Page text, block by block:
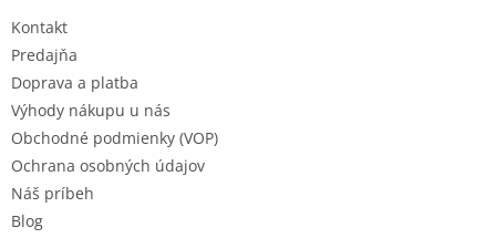
Kontakt
Predajňa
Doprava a platba
Výhody nákupu u nás
Obchodné podmienky (VOP)
Ochrana osobných údajov
Náš príbeh
Blog